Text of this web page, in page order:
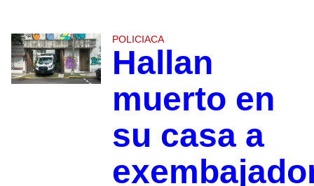
POLICIACA
Hallan
muerto en
su casa a